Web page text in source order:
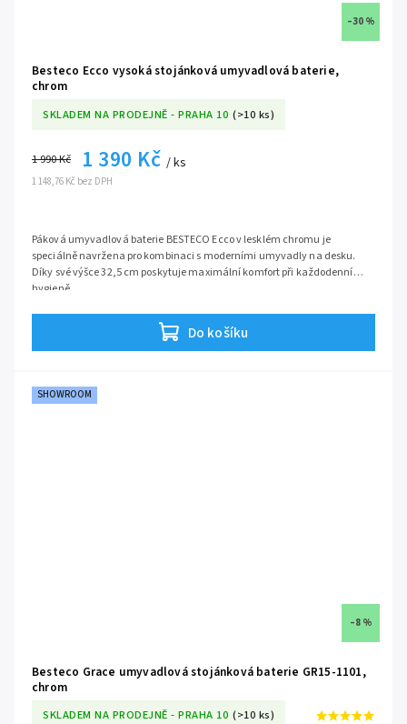
–30 %
Besteco Ecco vysoká stojánková umyvadlová baterie,
chrom
SKLADEM NA PRODEJNĚ - PRAHA 10 (>10 ks)
1 148,76 Kč bez DPH
1 990 Kč 1 390 Kč / ks
Do košíku
Páková umyvadlová baterie BESTECO Ecco v lesklém chromu je
speciálně navržena pro kombinaci s moderními umyvadly na desku.
Díky své výšce 32,5 cm poskytuje maximální komfort při každodenní
hygieně
sérieEcco
SHOWROOM
–8 %
Besteco Grace umyvadlová stojánková baterie GR15-1101,
chrom
SKLADEM NA PRODEJNĚ - PRAHA 10 (>10 ks)